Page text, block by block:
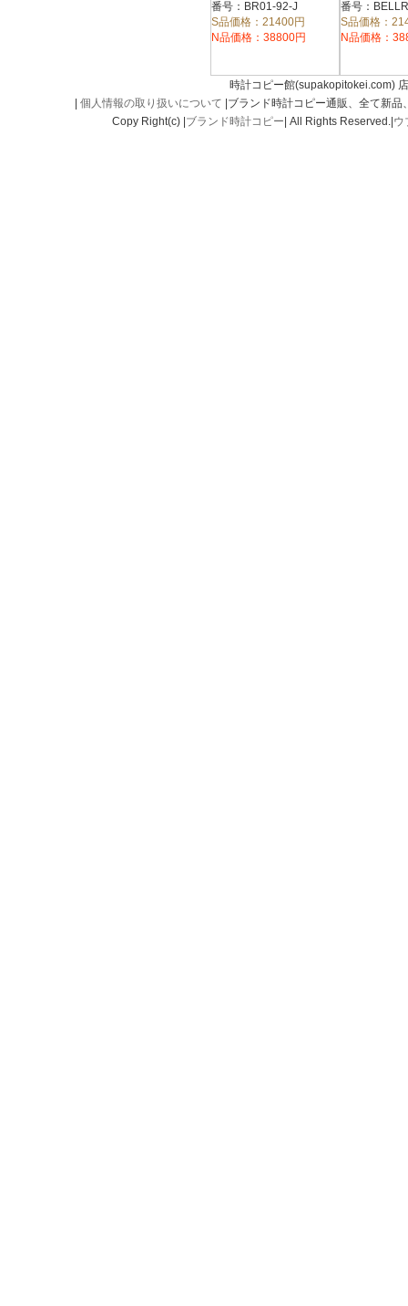
番号：BR01-92-J
S品価格：21400円
N品価格：38800円
ミック クォ
番号：
S品価格：
N品価格：
時計コピー館(supakopitokei.com)
個人情報の取り扱いについて |ブランド時計コピー通販、全て新
Copy Right(c) | ブランド時計コピー | All Rights Reserved.| ウ